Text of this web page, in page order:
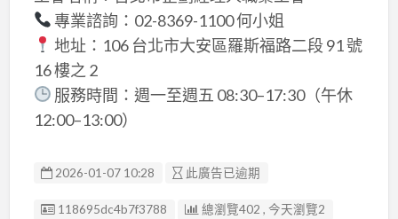
專業諮詢：02-8369-1100 何小姐
地址：106 台北市大安區羅斯福路二段 91 號
16 樓之 2
服務時間：週一至週五 08:30–17:30（午休
12:00–13:00）
2026-01-07 10:28 此廣告已逾期
廣告编號
118695dc4b7f3788 總瀏覽402 , 今天瀏覽2